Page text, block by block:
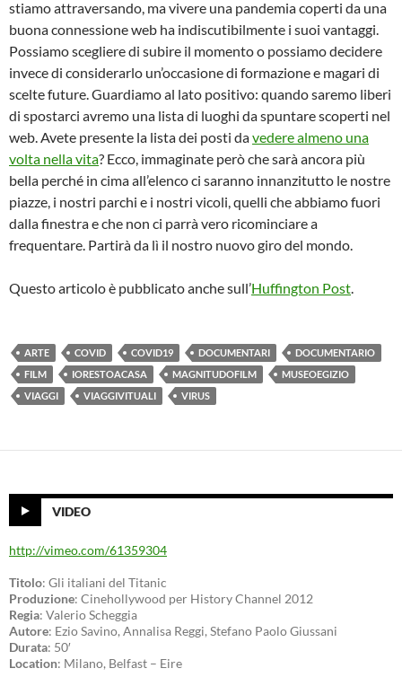
stiamo attraversando, ma vivere una pandemia coperti da una
buona connessione web ha indiscutibilmente i suoi vantaggi.
Possiamo scegliere di subire il momento o possiamo decidere
invece di considerarlo un’occasione di formazione e magari di
scelte future. Guardiamo al lato positivo: quando saremo liberi
di spostarci avremo una lista di luoghi da spuntare scoperti nel
web. Avete presente la lista dei posti davedere almeno una
volta nella vita? Ecco, immaginate però che sarà ancora più
bella perché in cima all’elenco ci saranno innanzitutto le nostre
piazze, i nostri parchi e i nostri vicoli, quelli che abbiamo fuori
dalla finestra e che non ci parrà vero ricominciare a
frequentare. Partirà da lì il nostro nuovo giro del mondo.
Questo articolo è pubblicato anche sull’Huffington Post.
ARTE COVID COVID19 DOCUMENTARI
DOCUMENTARIO
FILM
IORESTOACASA MAGNITUDOFILM
MUSEOEGIZIO
VIAGGI
VIAGGIVITUALI VIRUS
VIDEO
http://vimeo.com/61359304
Titolo: Gli italiani del Titanic
Produzione: Cinehollywood per History Channel 2012
Regia: Valerio Scheggia
Autore: Ezio Savino, Annalisa Reggi, Stefano Paolo Giussani
Durata: 50′
Location: Milano, Belfast – Eire